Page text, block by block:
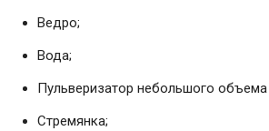
Ведро;
Вода;
Пульверизатор небольшого
Стремянка;